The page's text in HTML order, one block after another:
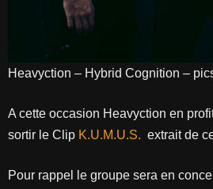
Heavyction – Hybrid Cognition –
A cette occasion Heavyction en
sortir le Clip K.U.M.U.S. extrait de
Pour rappel le groupe sera en